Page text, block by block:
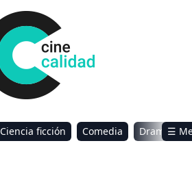
Ciencia ficción Comedia
Drama☰